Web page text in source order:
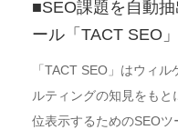
■SEO課題を自動
ール「TACT SEO
「TACT SEO」はウィ
ルティングの知見をも
位表示するためのSEO